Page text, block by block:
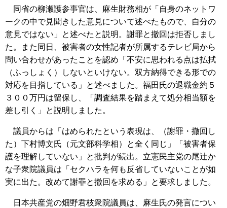
同省の柳瀬護参事官は、麻生財務相が「自身のネットワ
ークの中で見聞きした意見について述べたもので、自分の
意見ではない」と述べたと説明。謝罪と撤回は拒否しまし
た。また同日、被害者の女性記者が所属するテレビ局から
問い合わせがあったことを認め「不安に思われる点は払拭
（ふっしょく）しないといけない。双方納得できる形での
対応を目指している」と述べました。福田氏の退職金約５
３００万円は留保し、「調査結果を踏まえて処分相当額を
差し引く」と説明しました。
議員からは「はめられたという表現は、（謝罪・撤回し
た）下村博文氏（元文部科学相）と全く同じ」「被害者保
護を理解していない」と批判が続出。立憲民主党の尾辻か
な子衆院議員は「セクハラを何も反省していないことが如
実に出た。改めて謝罪と撤回を求める」と要求しました。
日本共産党の畑野君枝衆院議員は、麻生氏の発言につい